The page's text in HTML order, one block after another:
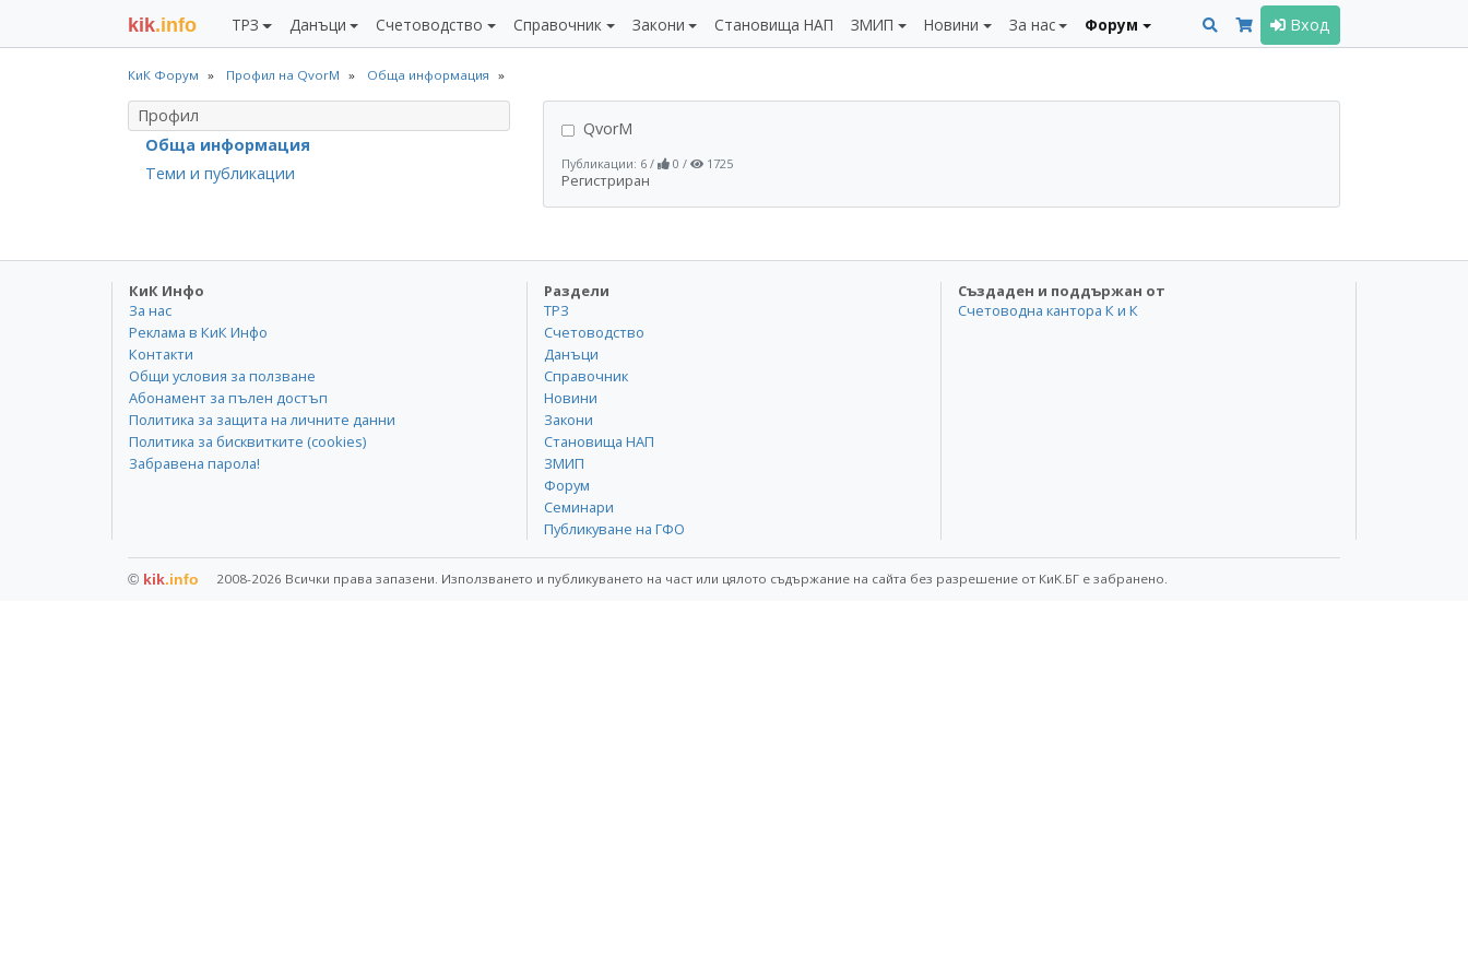
kik.info ТРЗ Данъци Счетоводство Справочник Закони Становища НАП ЗМИП Новини За нас Форум Вход
КиК Форум Профил на QvorM Обща информация
Профил
Обща информация
Теми и публикации
QvorM
Публикации: 6 / 0 / 1725
Регистриран
КиК Инфо
За нас
Реклама в КиК Инфо
Контакти
Общи условия за ползване
Абонамент за пълен достъп
Политика за защита на личните данни
Политика за бисквитките (cookies)
Забравена парола!
Раздели
ТРЗ
Счетоводство
Данъци
Справочник
Новини
Закони
Становища НАП
ЗМИП
Форум
Семинари
Публикуване на ГФО
Създаден и поддържан от
Счетоводна кантора К и К
© kik.info 2008-2026 Всички права запазени. Използването и публикуването на част или цялото съдържание на сайта без разрешение от КиK.БГ е забранено.